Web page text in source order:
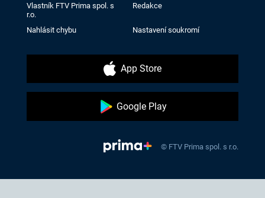
Vlastník FTV Prima spol. s
r.o.
Redakce
Nahlásit chybu Nastavení soukromí
App Store
Google Play
© FTV Prima spol. s r.o.